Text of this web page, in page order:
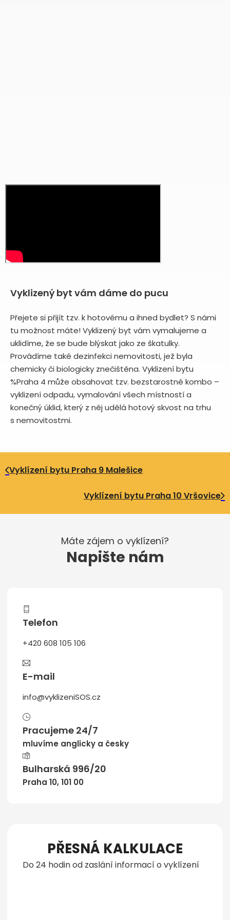
Vyklizený byt vám dáme do pucu
Přejete si přijít tzv. k hotovému a ihned bydlet? S námi
tu možnost máte! Vyklizený byt vám vymalujeme a
uklidíme, že se bude blýskat jako ze škatulky.
Provádíme také dezinfekci nemovitosti, jež byla
chemicky či biologicky znečištěna. Vyklizení bytu
%Praha 4 může obsahovat tzv. bezstarostné kombo –
vyklizení odpadu, vymalování všech místností a
konečný úklid, který z něj udělá hotový skvost na trhu
s nemovitostmi.
Vyklízení bytu Praha 9 Malešice
Vyklízení bytu Praha 10 Vršovice
Máte zájem o vyklízení?
Napište nám
Telefon
+420 608 105 106
E-mail
info@vyklizeniSOS.cz
Pracujeme 24/7
mluvíme anglicky a česky
Bulharská 996/20
Praha 10, 101 00
PŘESNÁ KALKULACE
Do 24 hodin od zaslání informací o vyklízení